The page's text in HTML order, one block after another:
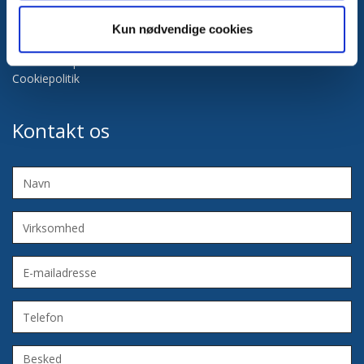
Kun nødvendige cookies
Persondatapolitik
Cookiepolitik
Kontakt os
mailadresse
Besked